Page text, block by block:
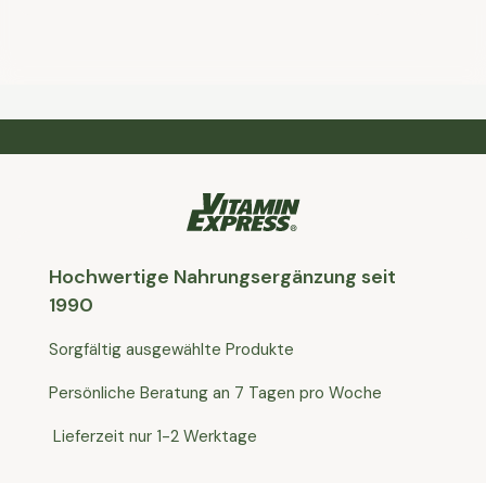
Hochwertige Nahrungsergänzung seit
1990
Sorgfältig ausgewählte Produkte
Persönliche Beratung an 7 Tagen pro Woche
Lieferzeit nur 1-2 Werktage